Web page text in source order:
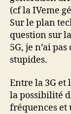
(cf la IVeme
Sur le plan
question sur
5G, je n’ai
stupides.
Entre la 3G et
la possibilité
fréquences